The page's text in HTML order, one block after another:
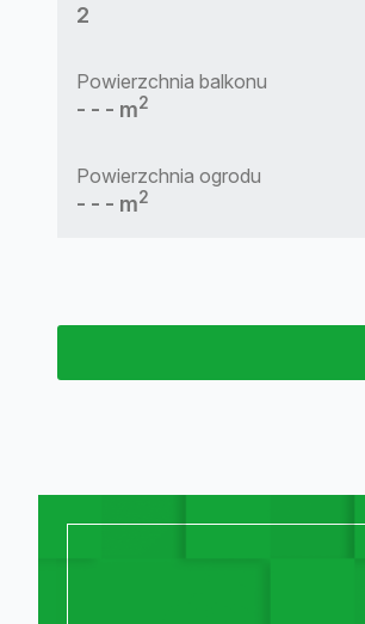
2
Powierzchnia balkonu
- - - m2
Powierzchnia ogrodu
- - - m2